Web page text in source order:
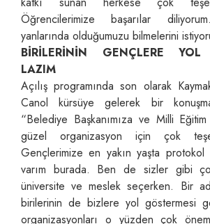
Öğrencilerimize başarılar
yanlarında olduğumuzu bilmelerini
BİRİLERİNİN GENÇLERE YOL
LAZIM
Açılış programında son olarak
Canol kürsüye gelerek bir
“Belediye Başkanımıza ve Milli
güzel organizasyon için çok
Gençlerimize en yakın yaşta
varım burada. Ben de sizler gibi
üniversite ve meslek seçerken. Bir
birilerinin de bizlere yol göstermesi
organizasyonları o yüzden çok